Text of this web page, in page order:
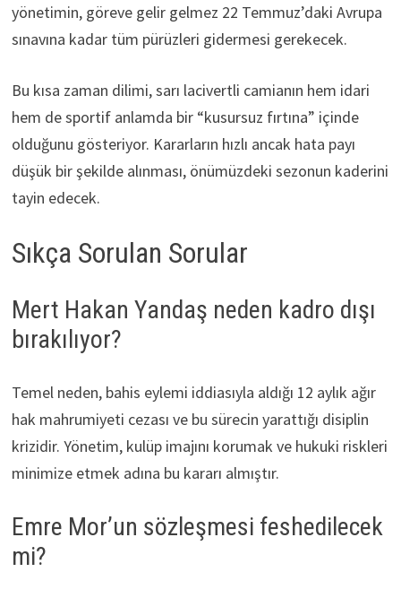
yönetimin, göreve gelir gelmez 22 Temmuz’daki Avrupa
sınavına kadar tüm pürüzleri gidermesi gerekecek.
Bu kısa zaman dilimi, sarı lacivertli camianın hem idari
hem de sportif anlamda bir “kusursuz fırtına” içinde
olduğunu gösteriyor. Kararların hızlı ancak hata payı
düşük bir şekilde alınması, önümüzdeki sezonun kaderini
tayin edecek.
Sıkça Sorulan Sorular
Mert Hakan Yandaş neden kadro dışı
bırakılıyor?
Temel neden, bahis eylemi iddiasıyla aldığı 12 aylık ağır
hak mahrumiyeti cezası ve bu sürecin yarattığı disiplin
krizidir. Yönetim, kulüp imajını korumak ve hukuki riskleri
minimize etmek adına bu kararı almıştır.
Emre Mor’un sözleşmesi feshedilecek
mi?